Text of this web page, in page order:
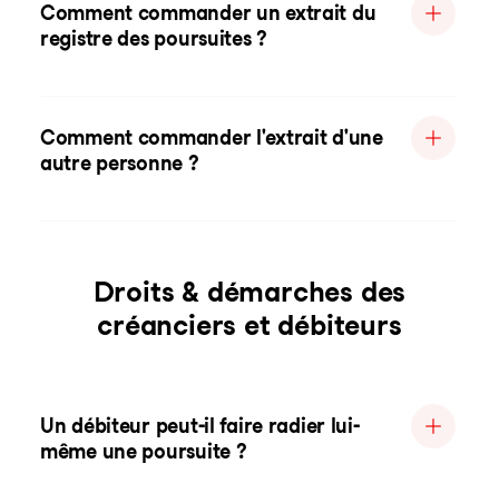
Comment commander un extrait du
registre des poursuites ?
Comment commander l'extrait d'une
autre personne ?
Droits & démarches des
créanciers et débiteurs
Un débiteur peut-il faire radier lui-
même une poursuite ?